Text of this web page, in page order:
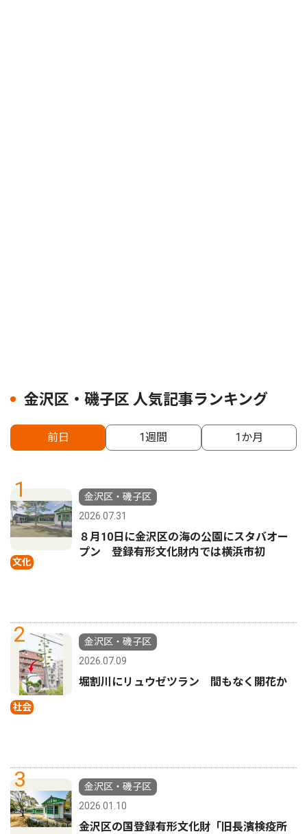
金沢区・磯子区 人気記事ランキング
前日 1週間 1か月
1
文化
金沢区・磯子区
2026.07.31
８月10日に金沢区の海の公園にスタバオー
プン 登録有形文化財内では横浜市初
2
社会
金沢区・磯子区
2026.07.09
堀割川にリュウゼツラン 間もなく開花か
3
金沢区・磯子区
2026.01.10
金沢区の国登録有形文化財「旧長濱検疫所